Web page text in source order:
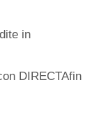
in
DIRECTAfin